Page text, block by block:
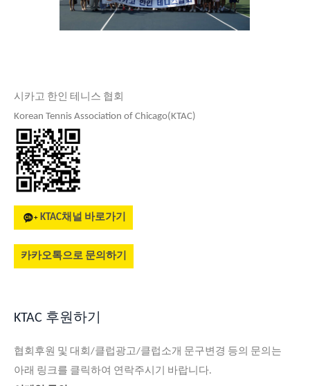
시카고 한인 테니스 협회
Korean Tennis Association of Chicago(KTAC)
KTAC채널 바로가기
카카오톡으로 문의하기
KTAC 후원하기
협회후원 및 대회/클럽광고/클럽소개 문구변경 등의 문의는
아래 링크를 클릭하여 연락주시기 바랍니다.